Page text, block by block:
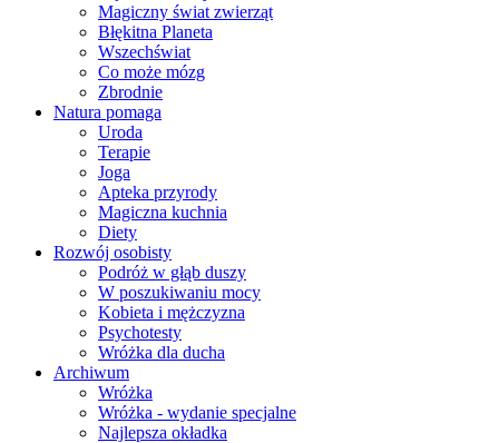
Magiczny świat zwierząt
Błękitna Planeta
Wszechświat
Co może mózg
Zbrodnie
Natura pomaga
Uroda
Terapie
Joga
Apteka przyrody
Magiczna kuchnia
Diety
Rozwój osobisty
Podróż w głąb duszy
W poszukiwaniu mocy
Kobieta i mężczyzna
Psychotesty
Wróżka dla ducha
Archiwum
Wróżka
Wróżka - wydanie specjalne
Najlepsza okładka